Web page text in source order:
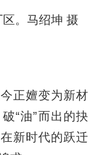
。马绍坤 摄
正嬗变为新材
“油”而出的抉
新时代的跃迁